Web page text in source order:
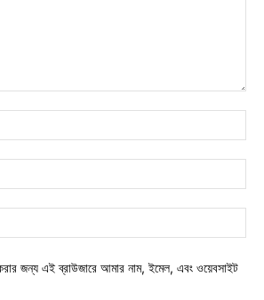
জন্য এই ব্রাউজারে আমার নাম, ইমেল, এবং ওয়েবসাইট